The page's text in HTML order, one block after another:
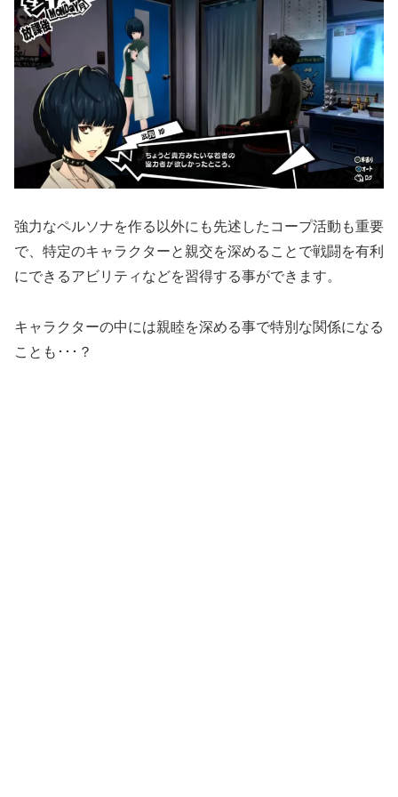
強力なペルソナを作る以外にも先述したコープ活動も重要
で、特定のキャラクターと親交を深めることで戦闘を有利
にできるアビリティなどを習得する事ができます。
キャラクターの中には親睦を深める事で特別な関係になる
ことも･･･？